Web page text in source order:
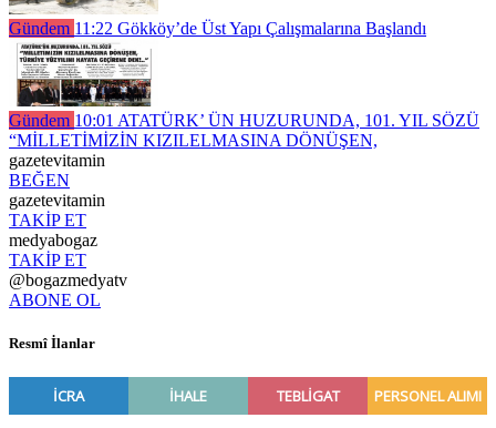
Gündem 11:22 Gökköy’de Üst Yapı Çalışmalarına Başlandı
Gündem 10:01 ATATÜRK’ ÜN HUZURUNDA, 101. YIL SÖZÜ
“MİLLETİMİZİN KIZILELMASINA DÖNÜŞEN,
gazetevitamin
BEĞEN
gazetevitamin
TAKİP ET
medyabogaz
TAKİP ET
@bogazmedyatv
ABONE OL
Resmî İlanlar